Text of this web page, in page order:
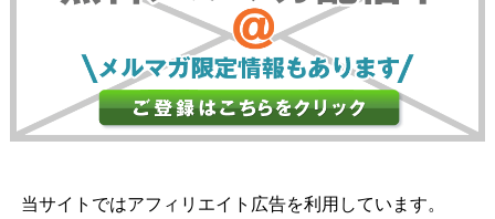
当サイトではアフィリエイト広告を利用しています。